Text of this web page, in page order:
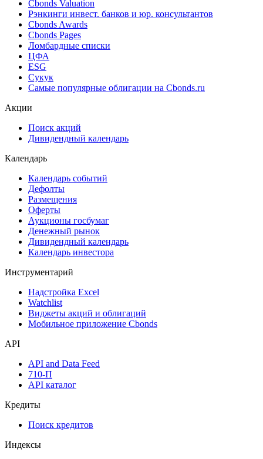
Cbonds Valuation
Рэнкинги инвест. банков и юр. консультантов
Cbonds Awards
Cbonds Pages
Ломбардные списки
ЦФА
ESG
Сукук
Самые популярные облигации на Cbonds.ru
Акции
Поиск акций
Дивидендный календарь
Календарь
Календарь событий
Дефолты
Размещения
Оферты
Аукционы госбумаг
Денежный рынок
Дивидендный календарь
Календарь инвестора
Инструментарий
Надстройка Excel
Watchlist
Виджеты акций и облигаций
Мобильное приложение Cbonds
API
API and Data Feed
710-П
API каталог
Кредиты
Поиск кредитов
Индексы